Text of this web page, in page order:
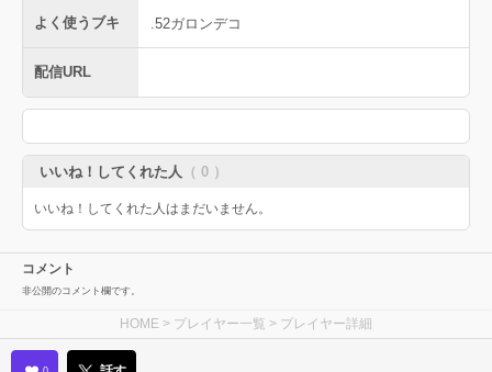
よく使うブキ .52ガロンデコ
配信URL
いいね！してくれた人 （ 0 ）
いいね！してくれた人はまだいません。
コメント
非公開のコメント欄です。
HOME > プレイヤー一覧 > プレイヤー詳細